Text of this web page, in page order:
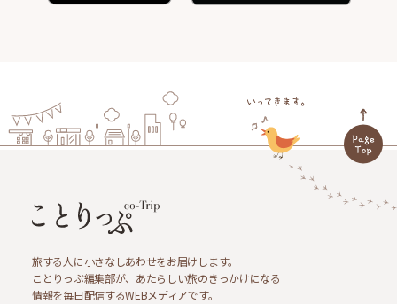
旅する人に小さなしあわせをお届けします。
ことりっぷ編集部が、あたらしい旅のきっかけになる
情報を毎日配信するWEBメディアです。